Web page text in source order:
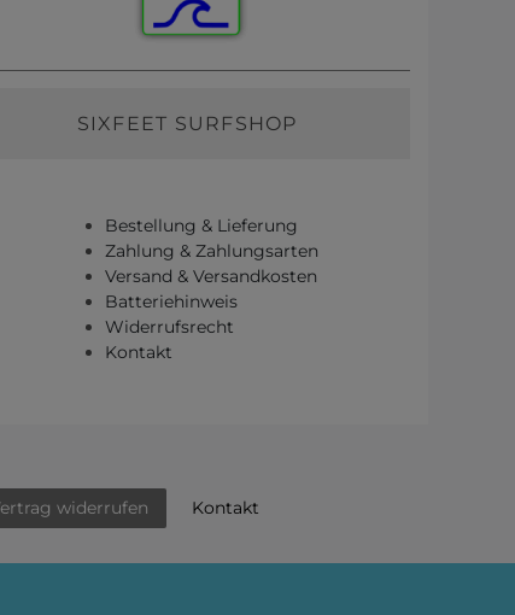
SIXFEET SURFSHOP
Bestellung & Lieferung
Zahlung & Zahlungsarten
Versand & Versandkosten
Batteriehinweis
Widerrufsrecht
Kontakt
widerrufen Kontakt